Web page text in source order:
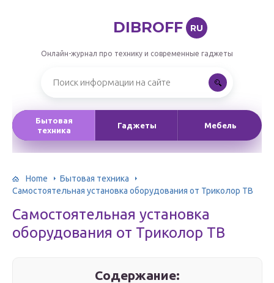
DIBROFF RU
Онлайн-журнал про технику и современные гаджеты
Бытовая
техника
Гаджеты Мебель
Home
Бытовая техника
Самостоятельная установка оборудования от Триколор ТВ
Самостоятельная установка
оборудования от Триколор ТВ
Содержание: